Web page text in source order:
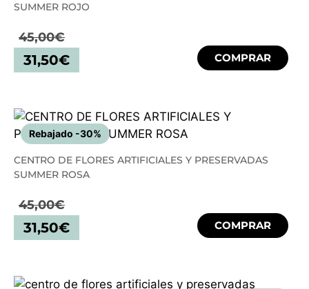
SUMMER ROJO
45,00€
31,50€ COMPRAR
Rebajado -30%
CENTRO DE FLORES ARTIFICIALES Y PRESERVADAS
SUMMER ROSA
45,00€
31,50€ COMPRAR